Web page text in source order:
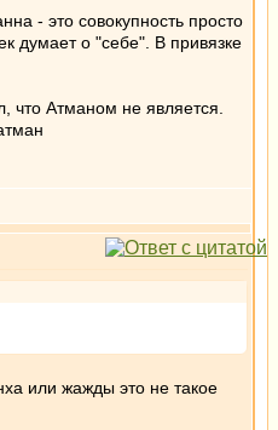
- это совокупность просто
думает о "себе". В привязке
что Атманом не является.
или жажды это не такое